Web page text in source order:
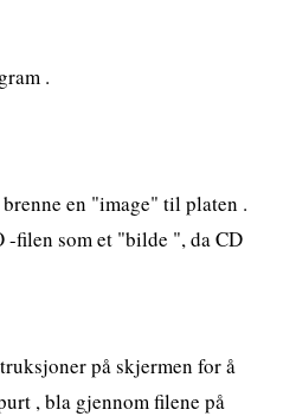
.
en "image" til platen .
-filen som et "bilde ", da CD
på skjermen for å
, bla gjennom filene på